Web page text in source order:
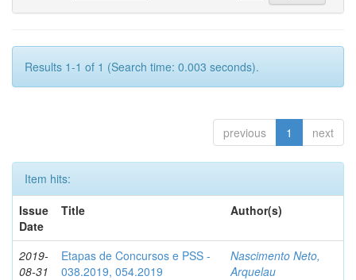
Results 1-1 of 1 (Search time: 0.003 seconds).
previous 1 next
Item hits:
Issue
Date
Title Author(s)
2019-
08-31
Etapas de Concursos e PSS -
038.2019, 054.2019
Nascimento Neto,
Arquelau